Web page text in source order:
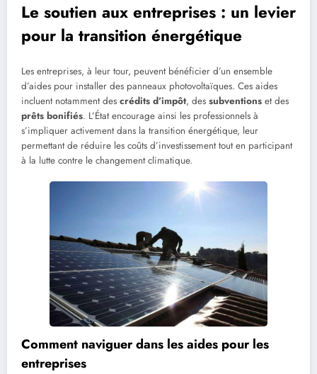
Le soutien aux entreprises : un levier
pour la transition énergétique
Les entreprises, à leur tour, peuvent bénéficier d’un ensemble
d’aides pour installer des panneaux photovoltaïques. Ces aides
incluent notamment des crédits d’impôt, des subventions et des
prêts bonifiés. L’État encourage ainsi les professionnels à
s’impliquer activement dans la transition énergétique, leur
permettant de réduire les coûts d’investissement tout en participant
à la lutte contre le changement climatique.
Comment naviguer dans les aides pour les
entreprises